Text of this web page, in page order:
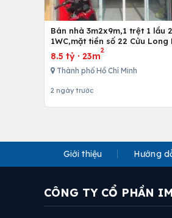
Bán nhà 3m2x9m,1 trệt 1 lầu
1WC,mặt tiền số 22 Cửu Long
8.5 tỷ · 23m
2
Thành phố Hồ Chí Minh
2 ngày trước
Giới thiệu Hướng
CÔNG TY CỔ PHẦN